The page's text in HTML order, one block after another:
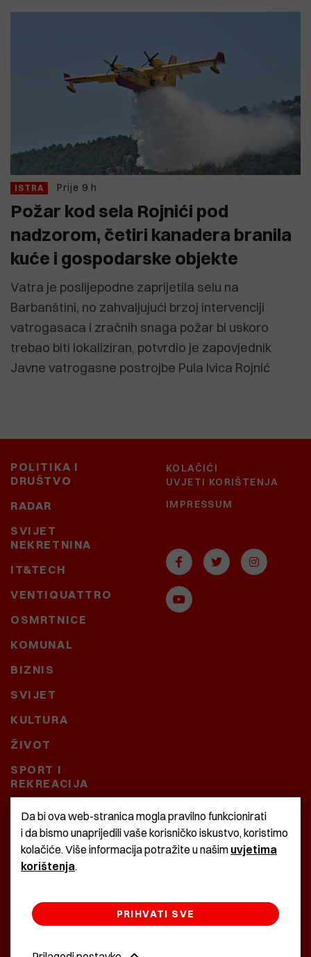
ISTRA Prije 9 h
Požar kod sela Rojnići pod
nadzorom, četiri kanadera branila
kuće i gospodarske objekte
Vatra je poslijepodne zaprijetila selu na
Barbanštini, no zahvaljujući brzoj intervenciji
vatrogasaca i zračnih snaga požar bi uskoro
trebao biti lokaliziran, potvrdio je zapovjednik
Javne vatrogasne postrojbe Pula Ivica Rojnić
POLITIKA I
DRUŠTVO
RADAR
SVIJET
NEKRETNINA
IT&TECH
VENTIQUATTRO
OSMRTNICE
KOMUNAL
BIZNIS
SVIJET
KULTURA
ŽIVOT
SPORT I
REKREACIJA
CRNA KRONIKA
BAŠTARDINI I PRAVI
KRASNA ZEMLJA
KOLAČIĆI
UVJETI KORIŠTENJA
IMPRESSUM
Da bi ova web-stranica mogla pravilno funkcionirati
i da bismo unaprijedili vaše korisničko iskustvo, koristimo
kolačiće. Više informacija potražite u našim uvjetima
korištenja.
PRIHVATI SVE